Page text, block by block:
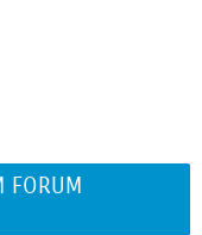
FORUM